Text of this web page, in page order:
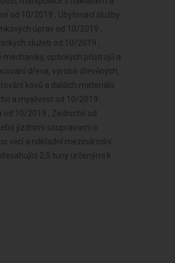
od 10/2019 , Ubytovací služby
úprav od 10/2019 ,
služeb od 10/2019 ,
optických přístrojů a
dřeva, výroba dřevěných,
kovů a dalších materiálů
a myslivost od 10/2019 ,
10/2019 , Zednictví od
jízdními soupravami o
věcí a nákladní mezinárodní
2,5 tuny určenými k